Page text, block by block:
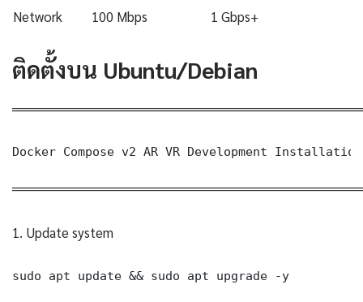
Network 100 Mbps 1 Gbps+
ติดตั้งบน Ubuntu/Debian
Docker Compose v2 AR VR Development
1. Update system
sudo apt update && sudo apt upgrade -y